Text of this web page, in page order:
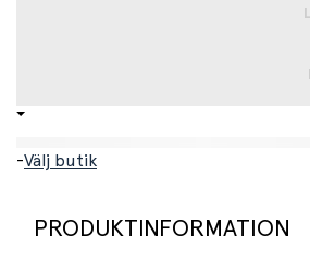
-Välj butik
PRODUKTINFORMATION